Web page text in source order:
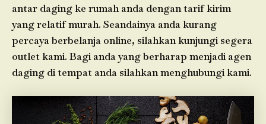
antar daging ke rumah anda dengan tarif kirim
yang relatif murah. Seandainya anda kurang
percaya berbelanja online, silahkan kunjungi segera
outlet kami. Bagi anda yang berharap menjadi agen
daging di tempat anda silahkan menghubungi kami.